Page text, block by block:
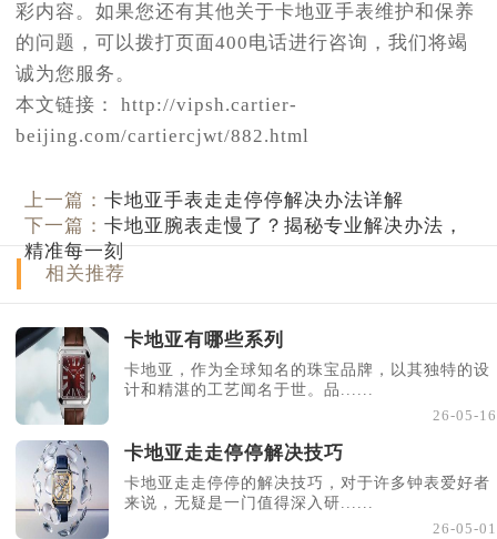
彩内容。如果您还有其他关于卡地亚手表维护和保养
的问题，可以拨打页面400电话进行咨询，我们将竭
诚为您服务。
本文链接： http://vipsh.cartier-
beijing.com/cartiercjwt/882.html
上一篇：卡地亚手表走走停停解决办法详解
下一篇：卡地亚腕表走慢了？揭秘专业解决办法，
精准每一刻
相关推荐
卡地亚有哪些系列
卡地亚，作为全球知名的珠宝品牌，以其独特的设
计和精湛的工艺闻名于世。品......
26-05-16
卡地亚走走停停解决技巧
卡地亚走走停停的解决技巧，对于许多钟表爱好者
来说，无疑是一门值得深入研......
26-05-01